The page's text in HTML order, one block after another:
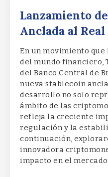
Lanzamiento
Anclada al
En un movimiento
del mundo financiero,
del Banco Central de
nueva stablecoin
desarrollo no solo
ámbito de las
refleja la creciente
regulación y la
continuación,
innovadora
impacto en el